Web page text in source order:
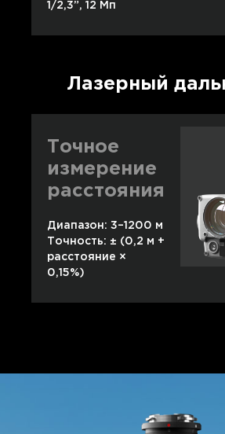
1/2,3”, 12 Мп
Лазерный
Точное
измерение
расстояния
Диапазон: 3–1200 м
Точность: ± (0,2 м +
расстояние ×
0,15%)